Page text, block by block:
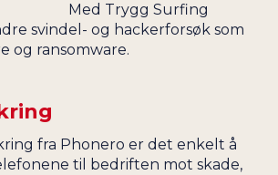
Med Trygg Surfing
svindel- og hackerforsøk som
og ransomware.
fra Phonero er det enkelt å
til bedriften mot skade,